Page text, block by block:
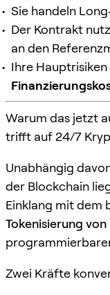
Sie handeln
Der Kontrakt
an den
Ihre Hauptrisiken
Warum das jetzt
trifft auf 24/7
Unabhängig
der Blockchain
Einklang mit dem
Tokenisierung von
Zwei Kräfte